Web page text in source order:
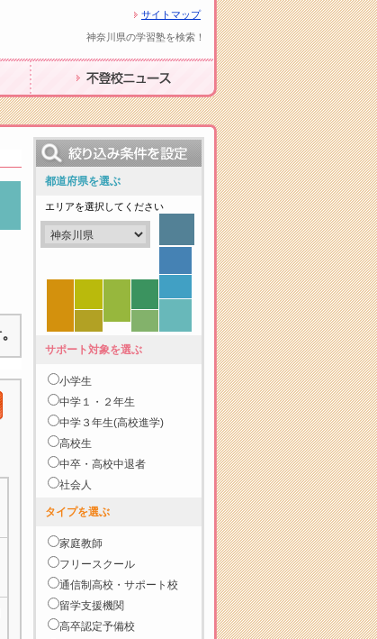
サイトマップ
神奈川県の学習塾を検索！
不登校ニュース
都道府県を選ぶ
エリアを選択してください
サポート対象を選ぶ
小学生
中学１・２年生
中学３年生(高校進学)
高校生
中卒・高校中退者
社会人
タイプを選ぶ
家庭教師
フリースクール
通信制高校・サポート校
留学支援機関
高卒認定予備校